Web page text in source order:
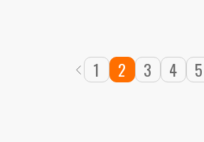
1 2 3 4 5